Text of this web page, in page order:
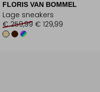
FLORIS VAN BOMMEL
Lage sneakers
€ 259,99 € 129,99